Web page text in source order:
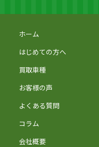
ホーム
はじめての方へ
買取車種
お客様の声
よくある質問
コラム
会社概要